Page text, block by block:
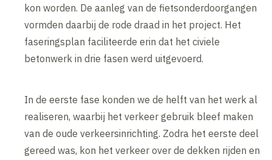
kon worden. De aanleg van de fietsonderdoorgangen
vormden daarbij de rode draad in het project. Het
faseringsplan faciliteerde erin dat het civiele
betonwerk in drie fasen werd uitgevoerd.
In de eerste fase konden we de helft van het werk al
realiseren, waarbij het verkeer gebruik bleef maken
van de oude verkeersinrichting. Zodra het eerste deel
gereed was, kon het verkeer over de dekken rijden en